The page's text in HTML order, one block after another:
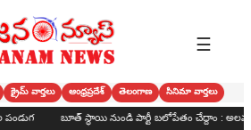
☰
క్రైమ్ వార్తలు ఆంధ్రప్రదేశ్ తెలంగాణ సినిమా వార్తలు
బూత్ స్థాయి నుండి పార్టీ బలోపేతం చేద్దాం : అలవరం బిజెపి